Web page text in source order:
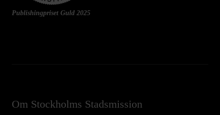
Publishingpriset Guld 2025
Om Stockholms Stadsmission